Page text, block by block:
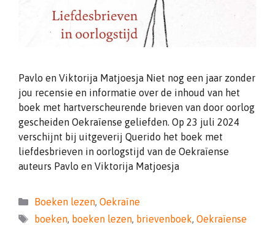
Pavlo en Viktorija Matjoesja Niet nog een jaar zonder
jou recensie en informatie over de inhoud van het
boek met hartverscheurende brieven van door oorlog
gescheiden Oekraïense geliefden. Op 23 juli 2024
verschijnt bij uitgeverij Querido het boek met
liefdesbrieven in oorlogstijd van de Oekraïense
auteurs Pavlo en Viktorija Matjoesja
Categorieën
Boeken lezen, Oekraïne
Tags
boeken, boeken lezen, brievenboek, Oekraïense